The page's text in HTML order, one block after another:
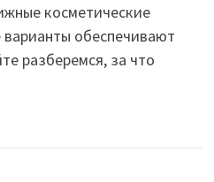
косметические
обеспечивают
разберемся, за что